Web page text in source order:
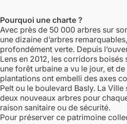
Pourquoi une charte ?
Avec près de 50 000 arbres sur
une dizaine d’arbres
profondément verte. Depuis
Lens en 2012, les corridors boisés
une forêt urbaine a vu le jour, et
plantations ont embelli des axes
Pelt ou le boulevard Basly. La Ville
deux nouveaux arbres pour
raison sanitaire ou de sécurité.
Pour préserver ce patrimoine